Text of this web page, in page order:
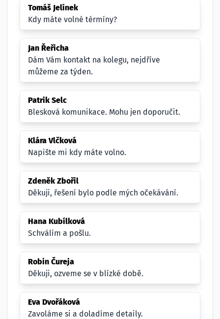
Tomáš Jelínek
Kdy máte volné térmíny?
Jan Řeřicha
Dám Vám kontakt na kolegu, nejdříve
můžeme za týden.
Patrik Selc
Blesková komunikace. Mohu jen doporučit.
Klára Vlčková
Napište mi kdy máte volno.
Zdeněk Zbořil
Děkuji, řešení bylo podle mých očekávání.
Hana Kubílková
Schválím a pošlu.
Robin Čureja
Děkuji, ozveme se v blízké době.
Eva Dvořáková
Zavoláme si a doladíme detaily.